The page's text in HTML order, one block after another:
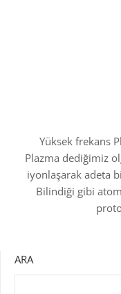
Yüksek frekans
Plazma dediğimiz
iyonlaşarak adeta
Bilindiği gibi
ARA